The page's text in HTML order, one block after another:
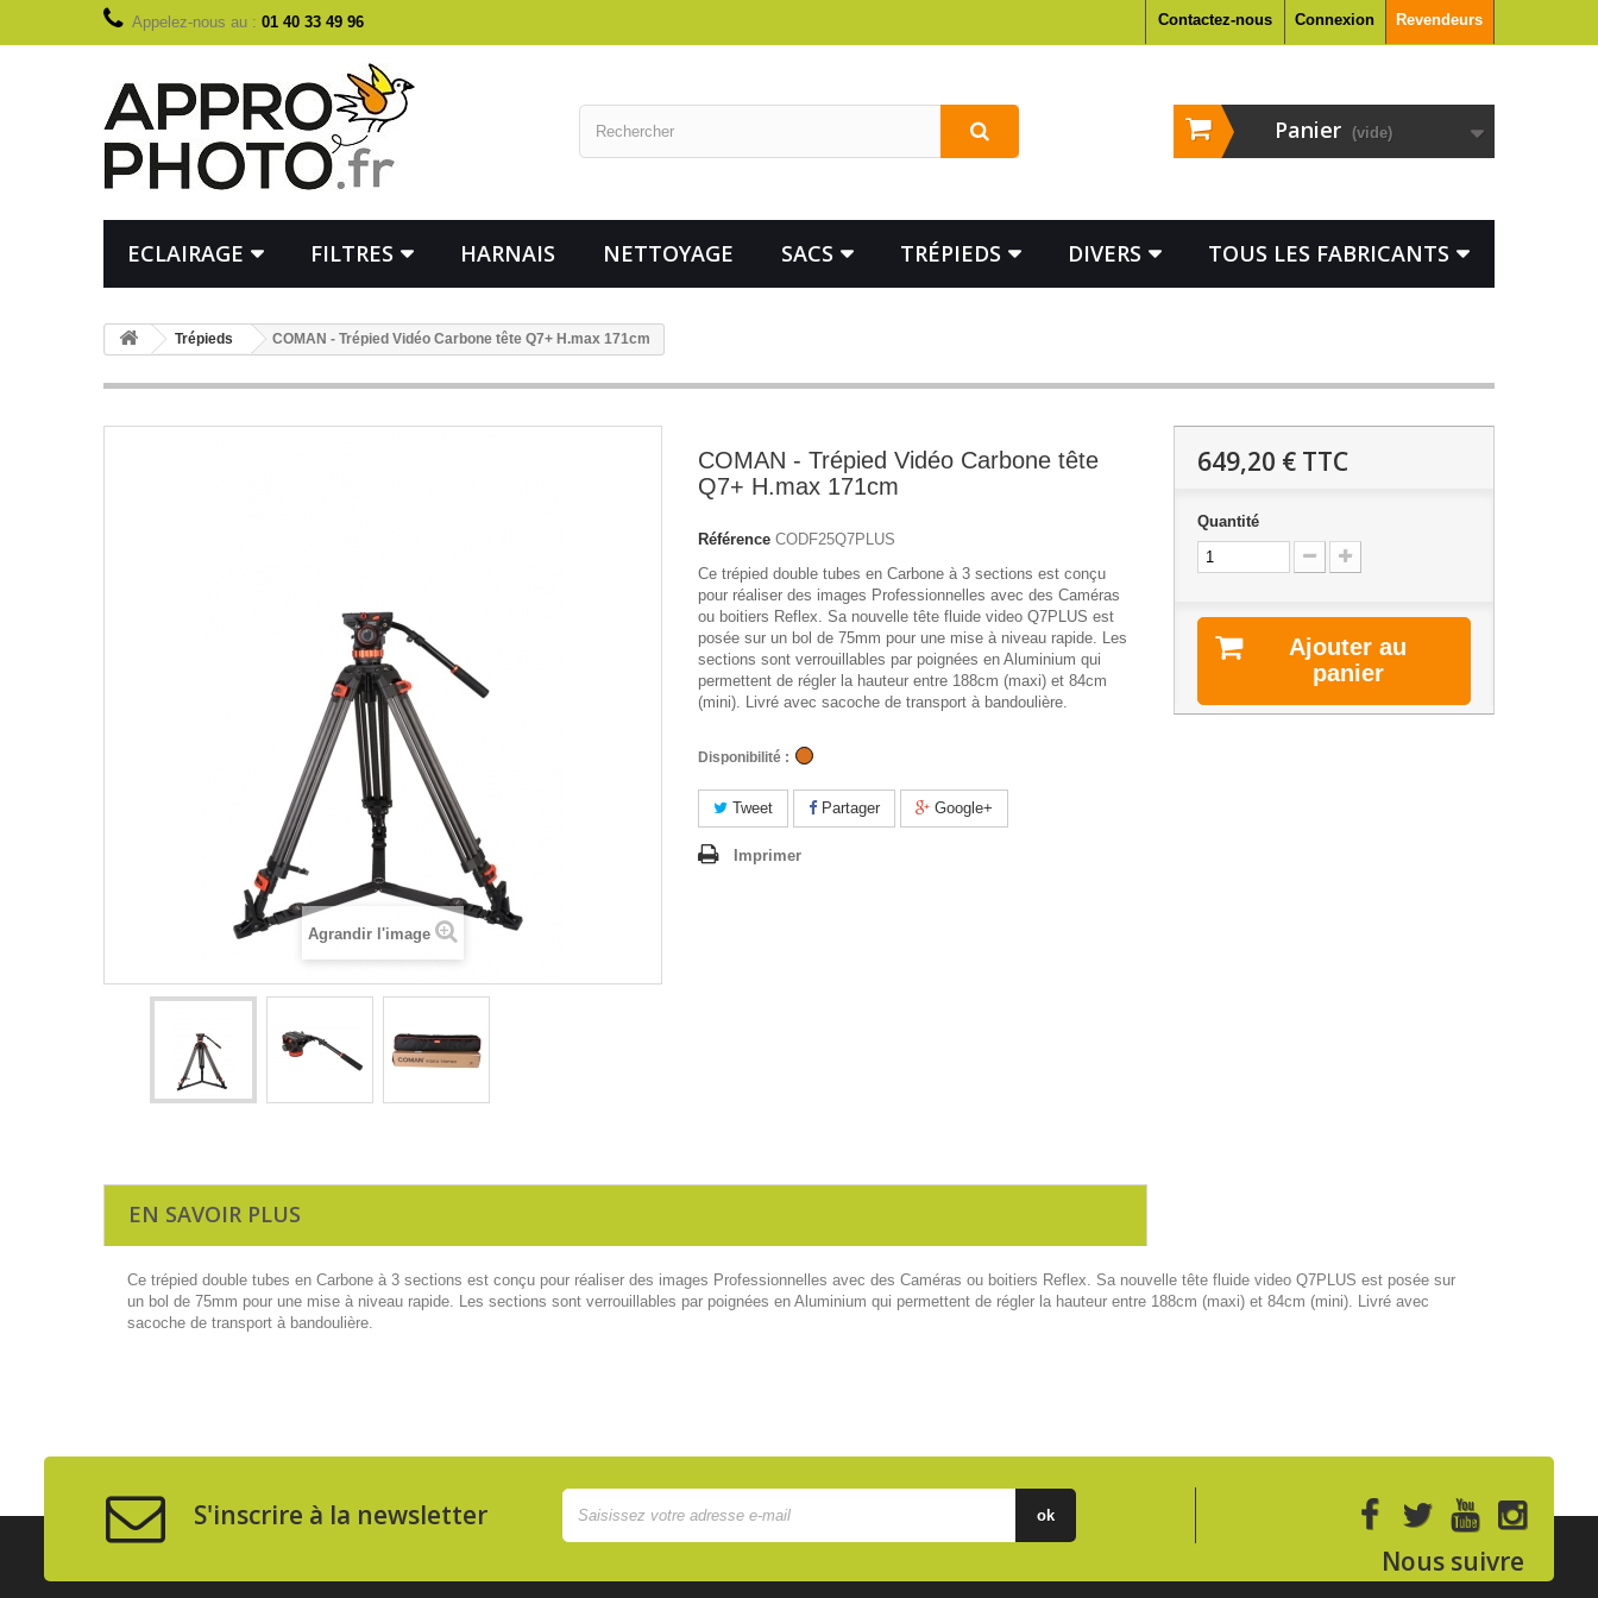
Connexion Revendeurs
Contactez-nous
Appelez-nous au : 01 40 33 49 96
Panier (vide)
ECLAIRAGE FILTRES HARNAIS NETTOYAGE SACS TRÉPIEDS DIVERS TOUS LES FABRICANTS
Trépieds COMAN - Trépied Vidéo Carbone tête Q7+ H.max 171cm
Agrandir l'image
COMAN - Trépied Vidéo Carbone tête
Q7+ H.max 171cm
Référence CODF25Q7PLUS
Ce trépied double tubes en Carbone à 3 sections est conçu
pour réaliser des images Professionnelles avec des Caméras
ou boitiers Reflex. Sa nouvelle tête fluide video Q7PLUS est
posée sur un bol de 75mm pour une mise à niveau rapide. Les
sections sont verrouillables par poignées en Aluminium qui
permettent de régler la hauteur entre 188cm (maxi) et 84cm
(mini). Livré avec sacoche de transport à bandoulière.
Disponibilité :
Tweet Partager Google+
Imprimer
649,20 €TTC
Quantité
Ajouter au
panier
EN SAVOIR PLUS
Ce trépied double tubes en Carbone à 3 sections est conçu pour réaliser des images Professionnelles avec des Caméras ou boitiers Reflex. Sa nouvelle tête fluide video Q7PLUS est posée sur
un bol de 75mm pour une mise à niveau rapide. Les sections sont verrouillables par poignées en Aluminium qui permettent de régler la hauteur entre 188cm (maxi) et 84cm (mini). Livré avec
sacoche de transport à bandoulière.
S'inscrire à la newsletter ok
Nous suivre